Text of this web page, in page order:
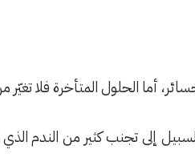
أما الحلول المتأخرة فلا تغيّر من
إلى تجنب كثير من الندم